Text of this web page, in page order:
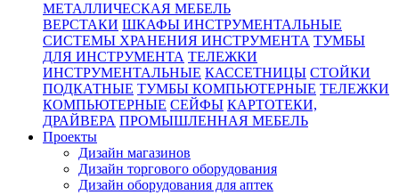
МЕТАЛЛИЧЕСКАЯ МЕБЕЛЬ
ВЕРСТАКИ ШКАФЫ ИНСТРУМЕНТАЛЬНЫЕ
СИСТЕМЫ ХРАНЕНИЯ ИНСТРУМЕНТА ТУМБЫ
ДЛЯ ИНСТРУМЕНТА ТЕЛЕЖКИ
ИНСТРУМЕНТАЛЬНЫЕ КАССЕТНИЦЫ СТОЙКИ
ПОДКАТНЫЕ ТУМБЫ КОМПЬЮТЕРНЫЕ ТЕЛЕЖКИ
КОМПЬЮТЕРНЫЕ СЕЙФЫ КАРТОТЕКИ,
ДРАЙВЕРА ПРОМЫШЛЕННАЯ МЕБЕЛЬ
Проекты
Дизайн магазинов
Дизайн торгового оборудования
Дизайн оборудования для аптек